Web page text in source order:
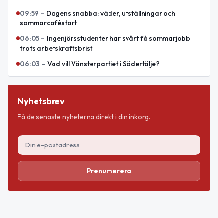
09:59 – Dagens snabba: väder, utställningar och
sommarcaféstart
06:05 – Ingenjörsstudenter har svårt få sommarjobb
trots arbetskraftsbrist
06:03 – Vad vill Vänsterpartiet i Södertälje?
Nyhetsbrev
Få de senaste nyheterna direkt i din inkorg.
Prenumerera